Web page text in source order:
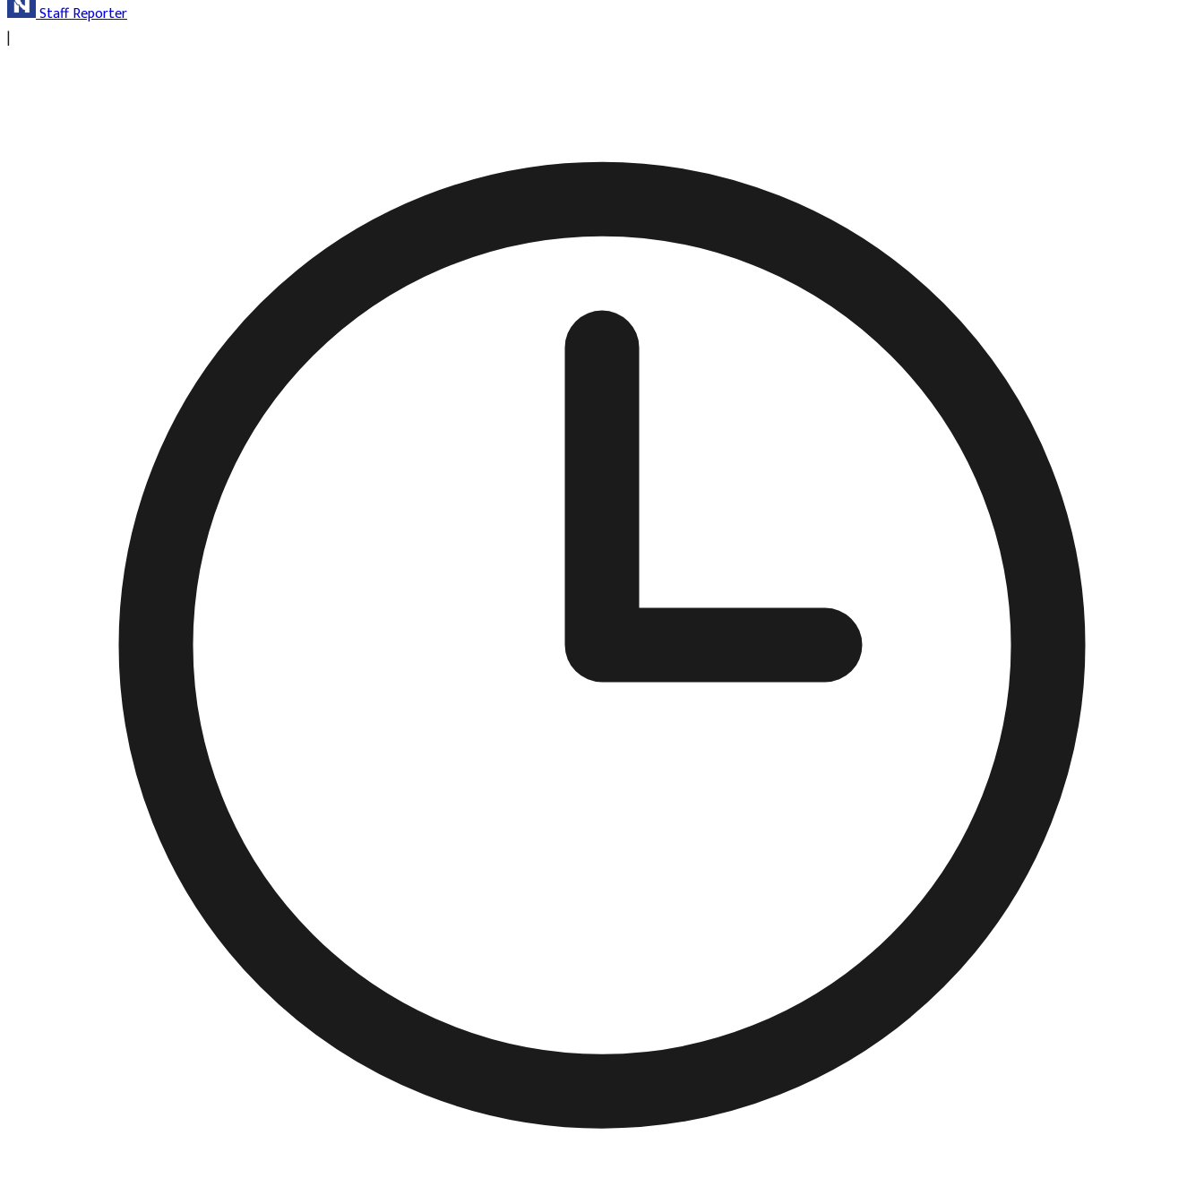
Staff Reporter
|